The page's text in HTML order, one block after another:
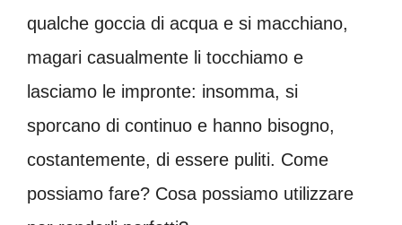
qualche goccia di acqua e si macchiano,
magari casualmente li tocchiamo e
lasciamo le impronte: insomma, si
sporcano di continuo e hanno bisogno,
costantemente, di essere puliti. Come
possiamo fare? Cosa possiamo utilizzare